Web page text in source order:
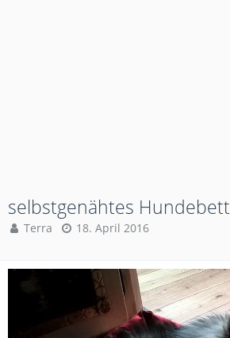
selbstgenähtes Hundebett
Terra 18. April 2016